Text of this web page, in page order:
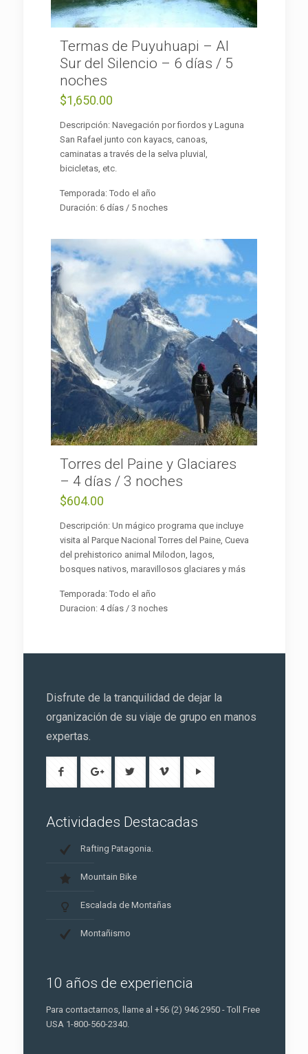
Termas de Puyuhuapi – Al
Sur del Silencio – 6 días / 5
noches
$1,650.00
Descripción: Navegación por fiordos y Laguna
San Rafael junto con kayacs, canoas,
caminatas a través de la selva pluvial,
bicicletas, etc.
Temporada: Todo el año
Duración: 6 días / 5 noches
Torres del Paine y Glaciares
– 4 días / 3 noches
$604.00
Descripción: Un mágico programa que incluye
visita al Parque Nacional Torres del Paine, Cueva
del prehistorico animal Milodon, lagos,
bosques nativos, maravillosos glaciares y más
Temporada: Todo el año
Duracion: 4 días / 3 noches
Disfrute de la tranquilidad de dejar la
organización de su viaje de grupo en manos
expertas.
Actividades Destacadas
Rafting Patagonia.
Mountain Bike
Escalada de Montañas
Montañismo
10 años de experiencia
Para contactarnos, llame al +56 (2) 946 2950 - Toll Free
USA 1-800-560-2340.